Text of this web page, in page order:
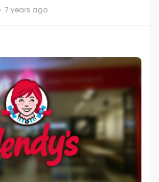
7 years ago